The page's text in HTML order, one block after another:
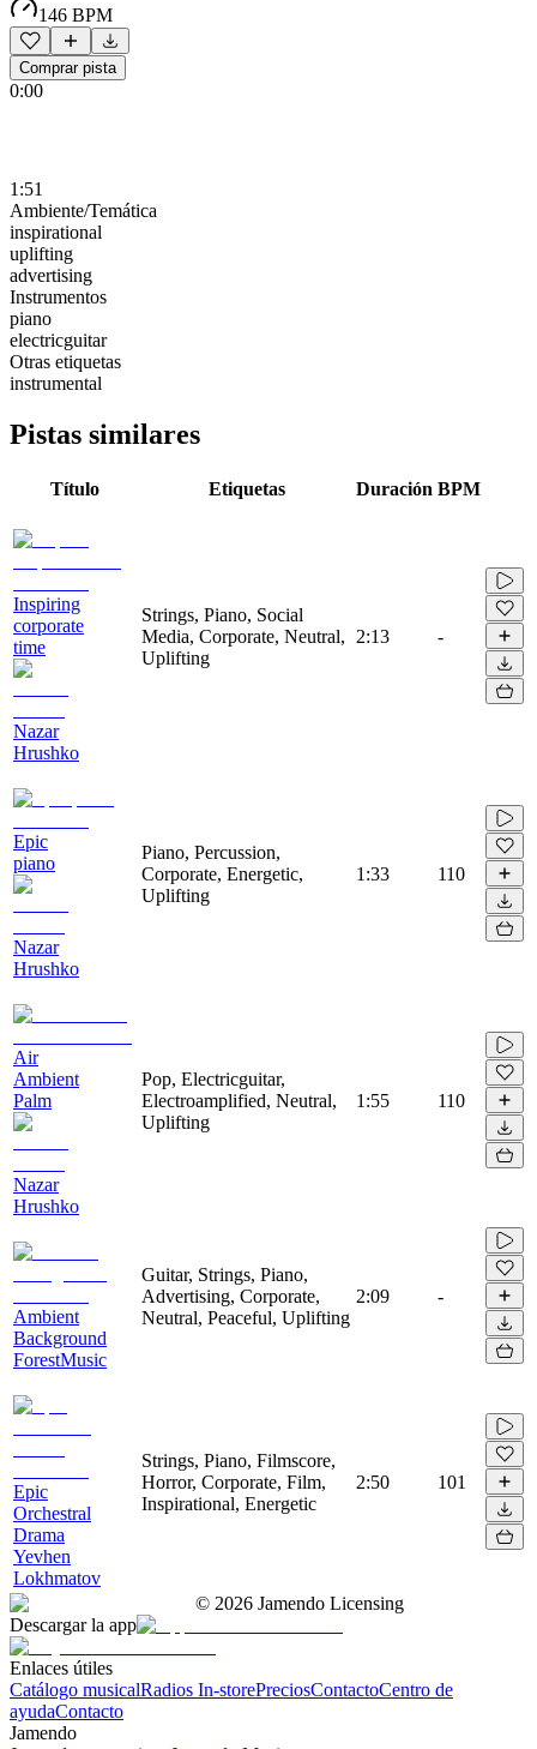
146 BPM
Comprar pista
0:00
1:51
Ambiente/Temática
inspirational
uplifting
advertising
Instrumentos
piano
electricguitar
Otras etiquetas
instrumental
Pistas similares
Título Etiquetas Duración BPM
Inspiring
corporate
time
Nazar
Hrushko
Strings, Piano, Social
Media, Corporate, Neutral,
Uplifting
2:13 -
Epic
piano
Nazar
Hrushko
Piano, Percussion,
Corporate, Energetic,
Uplifting
1:33 110
Air
Ambient
Palm
Nazar
Hrushko
Pop, Electricguitar,
Electroamplified, Neutral,
Uplifting
1:55 110
Ambient
Background
ForestMusic
Guitar, Strings, Piano,
Advertising, Corporate,
Neutral, Peaceful, Uplifting
2:09 -
Epic
Orchestral
Drama
Yevhen
Lokhmatov
Strings, Piano, Filmscore,
Horror, Corporate, Film,
Inspirational, Energetic
2:50 101
© 2026 Jamendo Licensing
Descargar la app
Enlaces útiles
Catálogo musicalRadios In-storePreciosContactoCentro de
ayudaContacto
Jamendo